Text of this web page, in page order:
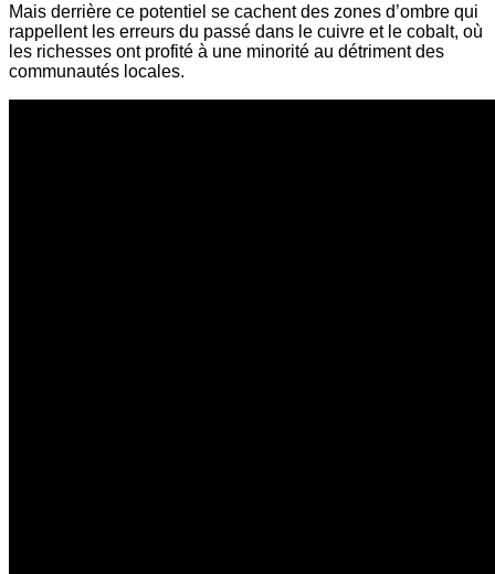
Mais derrière ce potentiel se cachent des zones d’ombre qui
rappellent les erreurs du passé dans le cuivre et le cobalt, où
les richesses ont profité à une minorité au détriment des
communautés locales.